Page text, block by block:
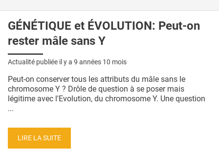
GÉNÉTIQUE et ÉVOLUTION: Peut-on
rester mâle sans Y
Actualité publiée il y a 9 années 10 mois
Peut-on conserver tous les attributs du mâle sans le
chromosome Y ? Drôle de question à se poser mais
légitime avec l'Evolution, du chromosome Y. Une question
...
LIRE LA SUITE